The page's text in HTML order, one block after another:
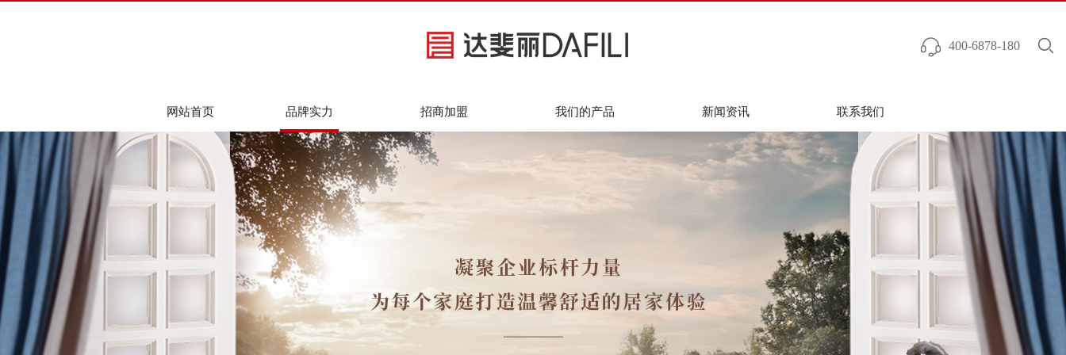
400-6878-180
网站首页 品牌实力 招商加盟 我们的产品 新闻资讯 联系我们